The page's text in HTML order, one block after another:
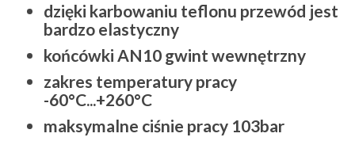
dzięki karbowaniu teflonu przewód jest
bardzo elastyczny
końcówki AN10 gwint wewnętrzny
zakres temperatury pracy
-60°C...+260°C
maksymalne ciśnie pracy 103bar